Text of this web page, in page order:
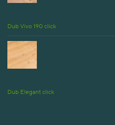
Dub Vivo 190 click
Dub Elegant click